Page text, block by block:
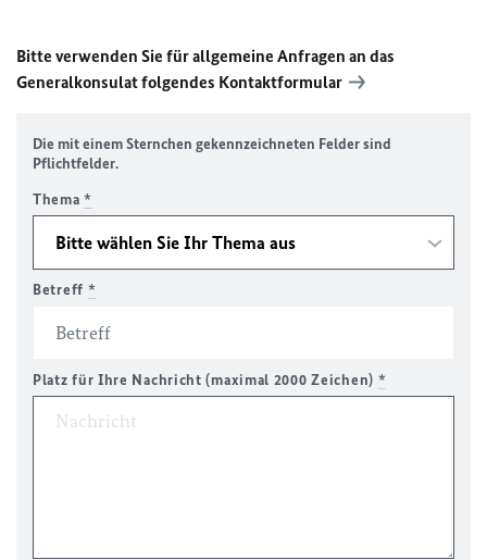
Bitte verwenden Sie für allgemeine Anfragen an das
Generalkonsulat folgendes Kontaktformular
Die mit einem Sternchen gekennzeichneten Felder sind
Pflichtfelder.
Thema*
Betreff *
Platz für Ihre Nachricht (maximal 2000 Zeichen) *